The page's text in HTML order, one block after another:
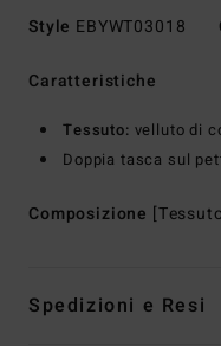
Style EBYWT03018
Caratteristiche
Tessuto: velluto di
Doppia tasca sul
Composizione
Spedizioni e Resi